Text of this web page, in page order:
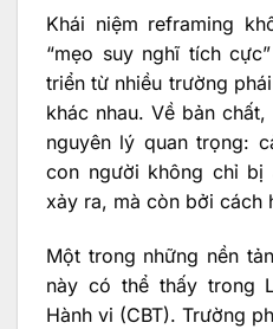
Khái niệm reframing
“mẹo suy nghĩ tích
triển từ nhiều trường
khác nhau. Về bản
nguyên lý quan trọng:
con người không chỉ bị
xảy ra, mà còn bởi cách
Một trong những nền
này có thể thấy trong
Hành vi (CBT). Trường